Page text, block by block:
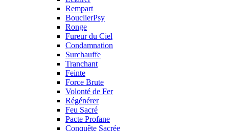
Rempart
BouclierPsy
Ronge
Fureur du Ciel
Condamnation
Surchauffe
Tranchant
Feinte
Force Brute
Volonté de Fer
Régénérer
Feu Sacré
Pacte Profane
Conquête Sacrée